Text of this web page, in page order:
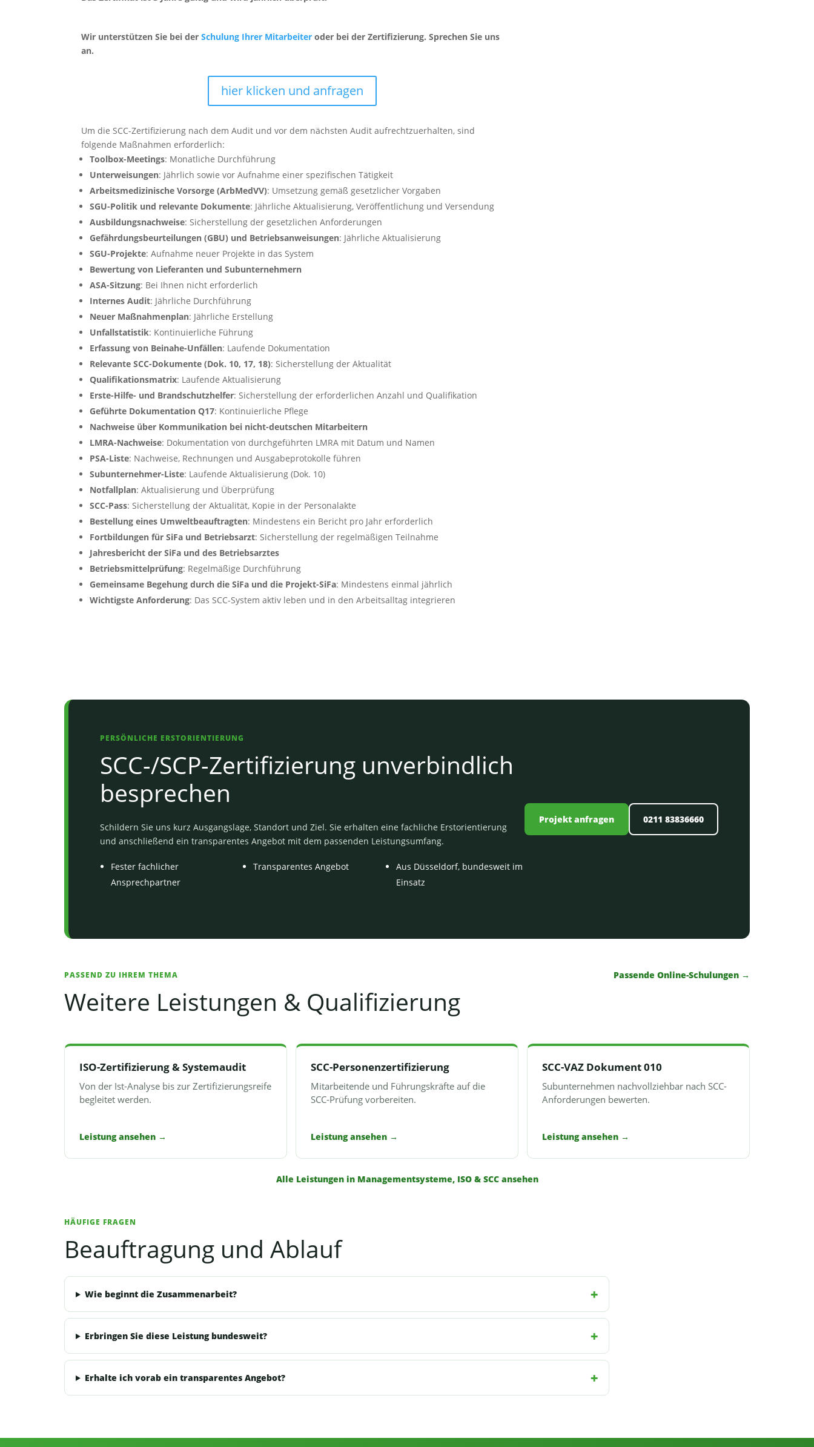
Wir unterstützen Sie bei derSchulung Ihrer Mitarbeiter oder bei der Zertifizierung. Sprechen Sie uns
an.
hier klicken und anfragen
Um die SCC-Zertifizierung nach dem Audit und vor dem nächsten Audit aufrechtzuerhalten, sind
folgende Maßnahmen erforderlich:
Toolbox-Meetings: Monatliche Durchführung
Unterweisungen: Jährlich sowie vor Aufnahme einer spezifischen Tätigkeit
Arbeitsmedizinische Vorsorge (ArbMedVV): Umsetzung gemäß gesetzlicher Vorgaben
SGU-Politik und relevante Dokumente: Jährliche Aktualisierung, Veröffentlichung und Versendung
Ausbildungsnachweise: Sicherstellung der gesetzlichen Anforderungen
Gefährdungsbeurteilungen (GBU) und Betriebsanweisungen: Jährliche Aktualisierung
SGU-Projekte: Aufnahme neuer Projekte in das System
Bewertung von Lieferanten und Subunternehmern
ASA-Sitzung: Bei Ihnen nicht erforderlich
Internes Audit: Jährliche Durchführung
Neuer Maßnahmenplan: Jährliche Erstellung
Unfallstatistik: Kontinuierliche Führung
Erfassung von Beinahe-Unfällen: Laufende Dokumentation
Relevante SCC-Dokumente (Dok. 10, 17, 18): Sicherstellung der Aktualität
Qualifikationsmatrix: Laufende Aktualisierung
Erste-Hilfe- und Brandschutzhelfer: Sicherstellung der erforderlichen Anzahl und Qualifikation
Geführte Dokumentation Q17: Kontinuierliche Pflege
Nachweise über Kommunikation bei nicht-deutschen Mitarbeitern
LMRA-Nachweise: Dokumentation von durchgeführten LMRA mit Datum und Namen
PSA-Liste: Nachweise, Rechnungen und Ausgabeprotokolle führen
Subunternehmer-Liste: Laufende Aktualisierung (Dok. 10)
Notfallplan: Aktualisierung und Überprüfung
SCC-Pass: Sicherstellung der Aktualität, Kopie in der Personalakte
Bestellung eines Umweltbeauftragten: Mindestens ein Bericht pro Jahr erforderlich
Fortbildungen für SiFa und Betriebsarzt: Sicherstellung der regelmäßigen Teilnahme
Jahresbericht der SiFa und des Betriebsarztes
Betriebsmittelprüfung: Regelmäßige Durchführung
Gemeinsame Begehung durch die SiFa und die Projekt-SiFa: Mindestens einmal jährlich
Wichtigste Anforderung: Das SCC-System aktiv leben und in den Arbeitsalltag integrieren
PERSÖNLICHE ERSTORIENTIERUNG
SCC-/SCP-Zertifizierung unverbindlich
besprechen
Schildern Sie uns kurz Ausgangslage, Standort und Ziel. Sie erhalten eine fachliche Erstorientierung
und anschließend ein transparentes Angebot mit dem passenden Leistungsumfang.
Fester fachlicher
Ansprechpartner
Transparentes Angebot
Aus Düsseldorf, bundesweit im
Einsatz
Projekt anfragen 0211 83836660
PASSEND ZU IHREM THEMA
Weitere Leistungen & Qualifizierung
Passende Online-Schulungen →
ISO-Zertifizierung & Systemaudit
Von der Ist-Analyse bis zur Zertifizierungsreife
begleitet werden.
Leistung ansehen →
SCC-Personenzertifizierung
Mitarbeitende und Führungskräfte auf die
SCC-Prüfung vorbereiten.
Leistung ansehen →
SCC-VAZ Dokument 010
Subunternehmen nachvollziehbar nach SCC-
Anforderungen bewerten.
Leistung ansehen →
Alle Leistungen in Managementsysteme, ISO & SCC ansehen
HÄUFIGE FRAGEN
Beauftragung und Ablauf
Wie beginnt die Zusammenarbeit?
Erbringen Sie diese Leistung bundesweit?
Erhalte ich vorab ein transparentes Angebot?